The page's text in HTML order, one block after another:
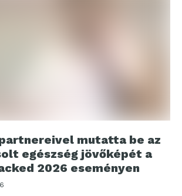
partnereivel mutatta be az
egészség jövőképét a
2026 eseményen